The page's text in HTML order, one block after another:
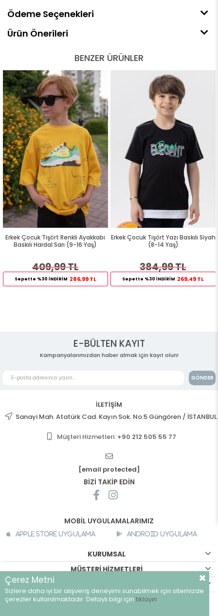
Ödeme Seçenekleri
Ürün Önerileri
BENZER ÜRÜNLER
Erkek Çocuk Tişört Renkli Ayakkabı
Baskılı Hardal Sarı (9-16 Yaş)
409,99 TL
Sepette %30 İNDİRİM 286,99 TL
Erkek Çocuk Tişört Yazı Baskılı Siyah
(8-14 Yaş)
384,99 TL
Sepette %30 İNDİRİM 269,49 TL
E-BÜLTEN KAYIT
Kampanyalarımızdan haber almak için kayıt olun!
GÖNDER
İLETİŞİM
Sanayi Mah. Atatürk Cad. Kayın Sok. No:5 Güngören / İSTANBUL
Müşteri Hizmetleri: +90 212 505 55 77
[email protected]
BİZİ TAKİP EDİN
MOBİL UYGULAMALARIMIZ
Apple Store Uygulama Android Uygulama
KURUMSAL
MÜŞTERİ HİZMETLERİ
©breeze.com.tr - Tüm hakları saklıdır.
Çerez Metni
Sizlere daha iyi bir alışveriş deneyimi sunabilmek için sitemizde
çerezler kullanılmaktadır. Detaylı bilgi için tıklayın